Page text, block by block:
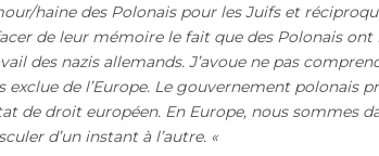
haine des Polonais pour les Juifs et
de leur mémoire le fait que des Polonais
des nazis allemands. J’avoue ne pas
exclue de l’Europe. Le gouvernement polonais
de droit européen. En Europe, nous sommes
d’un instant à l’autre. «